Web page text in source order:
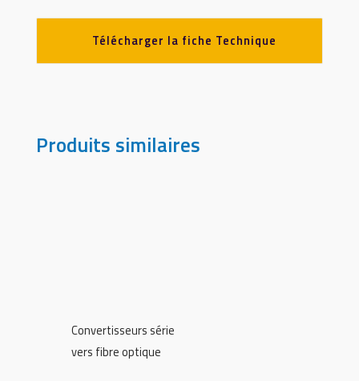
Télécharger la fiche Technique
Produits similaires
Convertisseurs série
vers fibre optique